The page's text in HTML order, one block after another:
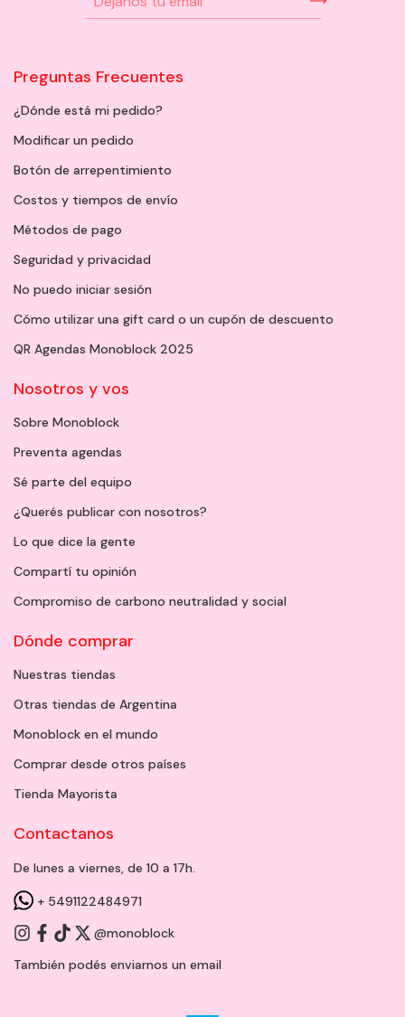
Preguntas Frecuentes
¿Dónde está mi pedido?
Modificar un pedido
Botón de arrepentimiento
Costos y tiempos de envío
Métodos de pago
Seguridad y privacidad
No puedo iniciar sesión
Cómo utilizar una gift card o un cupón de descuento
QR Agendas Monoblock 2025
Nosotros y vos
Sobre Monoblock
Preventa agendas
Sé parte del equipo
¿Querés publicar con nosotros?
Lo que dice la gente
Compartí tu opinión
Compromiso de carbono neutralidad y social
Dónde comprar
Nuestras tiendas
Otras tiendas de Argentina
Monoblock en el mundo
Comprar desde otros países
Tienda Mayorista
Contactanos
De lunes a viernes, de 10 a 17h.
+ 5491122484971
@monoblock
También podés enviarnos un email